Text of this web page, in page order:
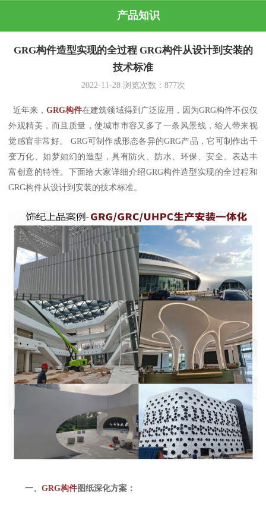
产品知识
GRG构件造型实现的全过程 GRG构件从设计到安装的
技术标准
2022-11-28浏览次数： 877次
近年来，GRG构件在建筑领域得到广泛应用，因为GRG构件不仅仅
外观精美，而且质量，使城市市容又多了一条风景线，给人带来视
觉感官非常好。 GRG可制作成形态各异的GRG产品，它可制作出千
变万化、如梦如幻的造型，具有防火、防水、环保、安全、表达丰
富创意的特性。下面给大家详细介绍GRG构件造型实现的全过程和
GRG构件从设计到安装的技术标准。
一、GRG构件图纸深化方案：